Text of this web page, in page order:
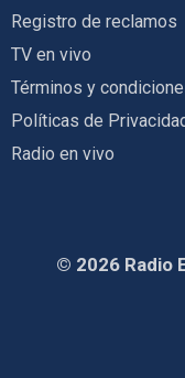
Registro de reclamos
TV en vivo
Términos y
Políticas de
Radio en vivo
© 2026 Radio